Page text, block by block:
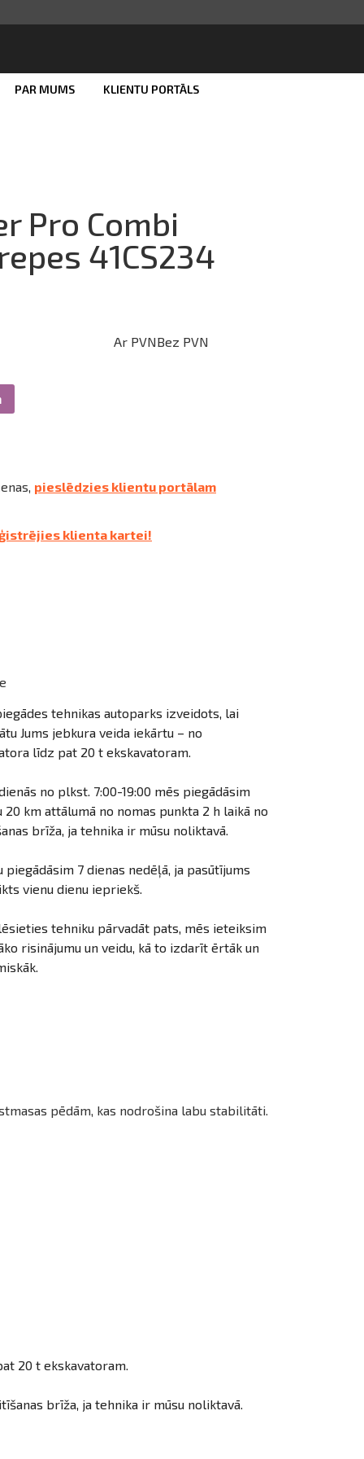
PAR MUMS
KLIENTU PORTĀLS
Pro Combi
41CS234
Ar PVNBez PVN
pieslēdzies klientu portālam
klienta kartei!
tehnikas autoparks izveidots, lai
Jums jebkura veida iekārtu – no
līdz pat 20 t ekskavatoram.
no plkst. 7:00-19:00 mēs piegādāsim
20 km attālumā no nomas punkta 2 h laikā no
brīža, ja tehnika ir mūsu noliktavā.
piegādāsim 7 dienas nedēļā, ja pasūtījums
vienu dienu iepriekš.
tehniku pārvadāt pats, mēs ieteiksim
risinājumu un veidu, kā to izdarīt ērtāk un
pēdām, kas nodrošina labu stabilitāti.
20 t ekskavatoram.
brīža, ja tehnika ir mūsu noliktavā.